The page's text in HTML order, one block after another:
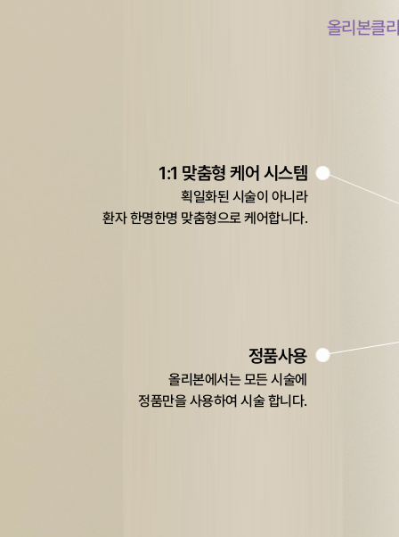
올리본클
1:1 맞춤형 케어 시스템
획일화된 시술이 아니라
환자 한명한명 맞춤형으로 케어합니다.
정품사용
올리본에서는 모든 시술에
정품만을 사용하여 시술 합니다.